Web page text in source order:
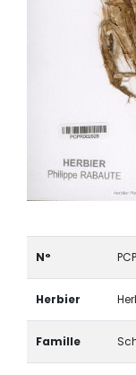
N°
Herbier
Famille